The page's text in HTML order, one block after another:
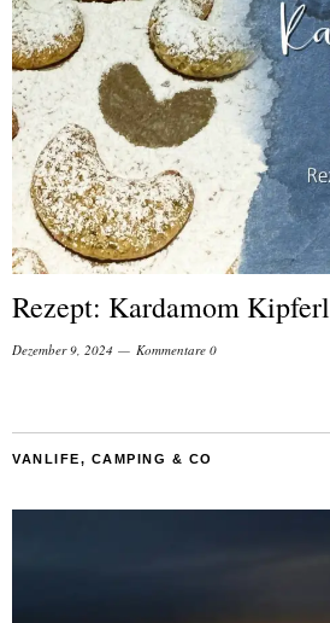
Rezept: Kardamom Kipferl
Dezember 9, 2024 Kommentare 0
VANLIFE, CAMPING & CO